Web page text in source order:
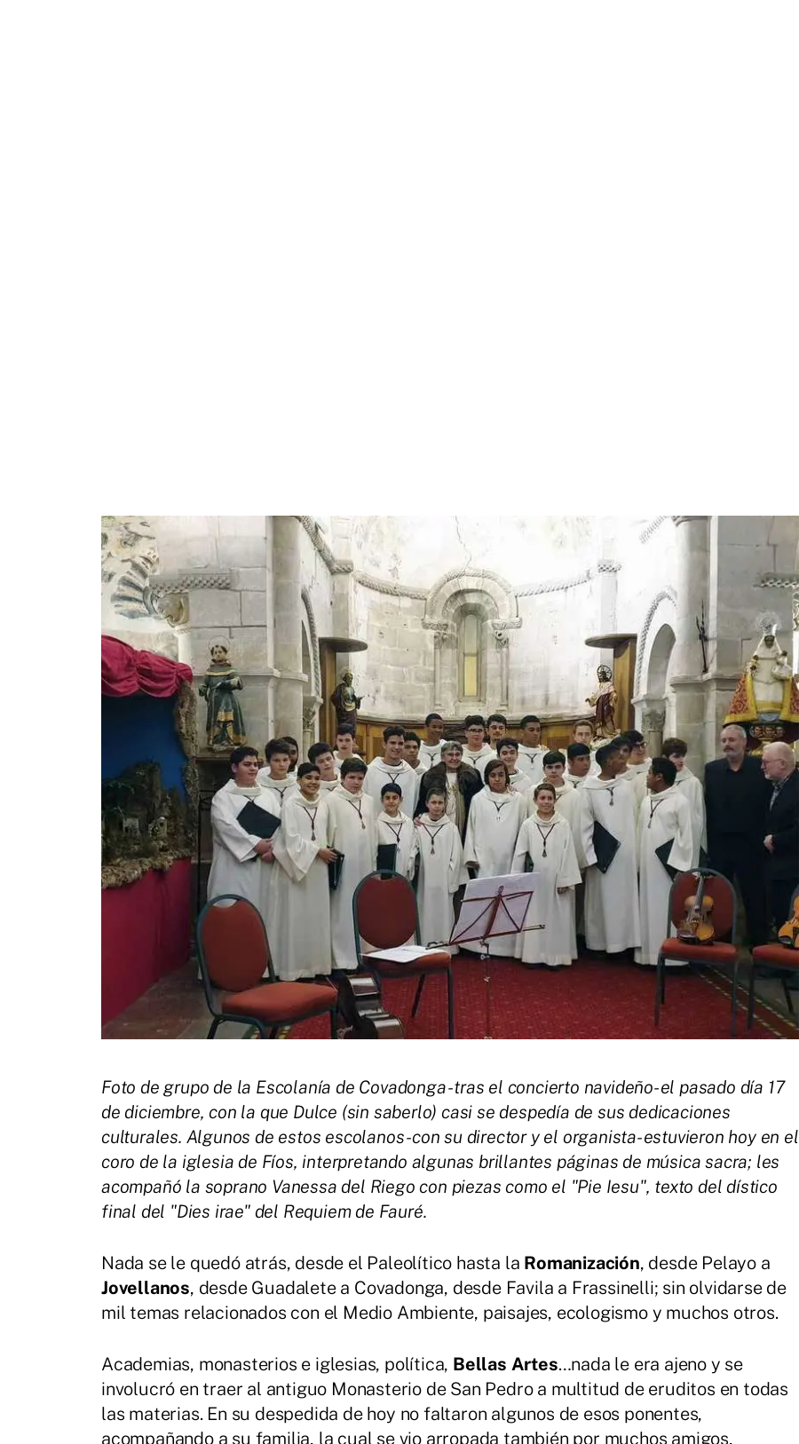
Foto de grupo de la Escolanía de Covadonga -tras el concierto navideño- el pasado día 17
de diciembre, con la que Dulce (sin saberlo) casi se despedía de sus dedicaciones
culturales. Algunos de estos escolanos -con su director y el organista- estuvieron hoy en el
coro de la iglesia de Fíos, interpretando algunas brillantes páginas de música sacra; les
acompañó la soprano Vanessa del Riego con piezas como el "Pie Iesu", texto del dístico
final del "Dies irae" del Requiem de Fauré.
Nada se le quedó atrás, desde el Paleolítico hasta la Romanización, desde Pelayo a
Jovellanos, desde Guadalete a Covadonga, desde Favila a Frassinelli; sin olvidarse de
mil temas relacionados con el Medio Ambiente, paisajes, ecologismo y muchos otros.
Academias, monasterios e iglesias, política, Bellas Artes…nada le era ajeno y se
involucró en traer al antiguo Monasterio de San Pedro a multitud de eruditos en todas
las materias. En su despedida de hoy no faltaron algunos de esos ponentes,
acompañando a su familia, la cual se vio arropada también por muchos amigos,